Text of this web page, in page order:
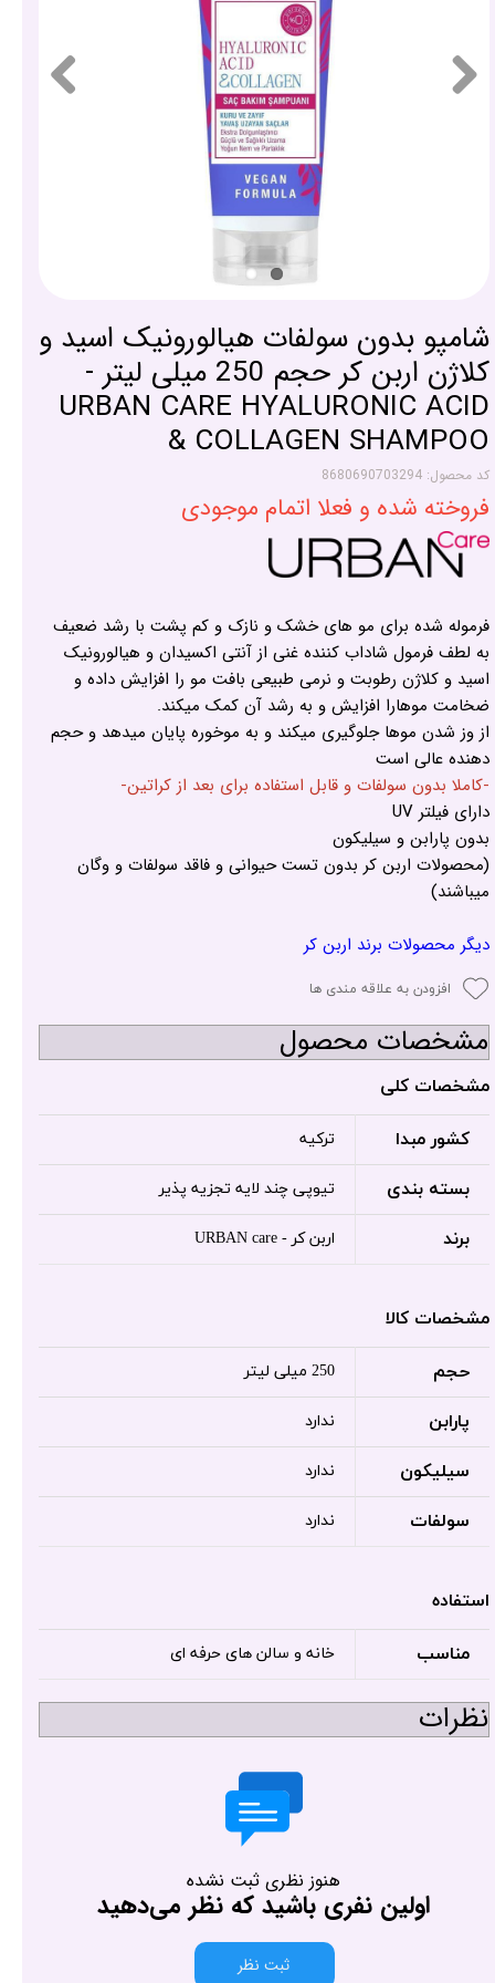
شامپو بدون سولفات هیالورونیک اسید و
کلاژن اربن کر حجم 250 میلی لیتر -
URBAN CARE HYALURONIC ACID
& COLLAGEN SHAMPOO
کد محصول: 8680690703294
فروخته شده و فعلا اتمام موجودی
فرموله شده برای مو های خشک و نازک و کم پشت با رشد ضعیف
به لطف فرمول شاداب کننده غنی از آنتی اکسیدان و هیالورونیک
اسید و کلاژن رطوبت و نرمی طبیعی بافت مو را افزایش داده و
ضخامت موهارا افزایش و به رشد آن کمک میکند.
از وز شدن موها جلوگیری میکند و به موخوره پایان میدهد و حجم
دهنده عالی است
-کاملا بدون سولفات و قابل استفاده برای بعد از کراتین-
دارای فیلتر UV
بدون پارابن و سیلیکون
(محصولات اربن کر بدون تست حیوانی و فاقد سولفات و وگان
میباشند)
دیگر محصولات برند اربن کر
افزودن به علاقه مندی ها
مشخصات محصول
مشخصات کلی
کشور مبدا ترکیه
بسته بندی تیوپی چند لایه تجزیه پذیر
برند اربن کر - URBAN care
مشخصات کالا
حجم 250 میلی لیتر
پارابن ندارد
سیلیکون ندارد
سولفات ندارد
استفاده
مناسب خانه و سالن های حرفه ای
نظرات
هنوز نظری ثبت نشده
اولین نفری باشید که نظر می‌دهید
ثبت نظر